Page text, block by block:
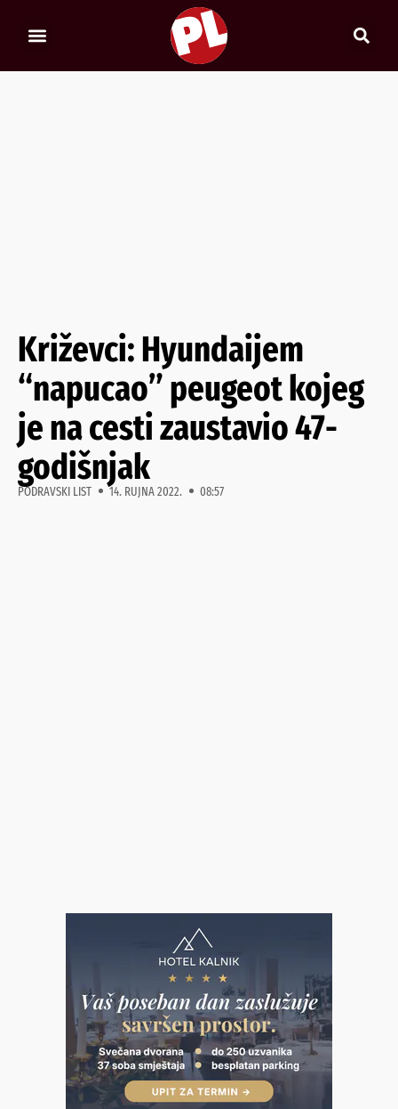
Križevci: Hyundaijem
“napucao” peugeot kojeg
je na cesti zaustavio 47-
godišnjak
PODRAVSKI LIST 14. RUJNA 2022. 08:57